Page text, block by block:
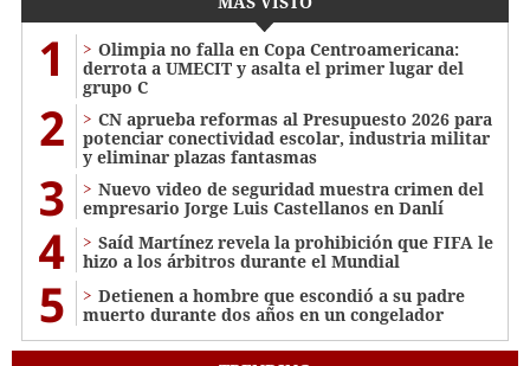
1
Olimpia no falla en Copa Centroamericana:
derrota a UMECIT y asalta el primer lugar del
grupo C
2
CN aprueba reformas al Presupuesto 2026 para
potenciar conectividad escolar, industria militar
y eliminar plazas fantasmas
3
Nuevo video de seguridad muestra crimen del
empresario Jorge Luis Castellanos en Danlí
4
Saíd Martínez revela la prohibición que FIFA le
hizo a los árbitros durante el Mundial
5
Detienen a hombre que escondió a su padre
muerto durante dos años en un congelador